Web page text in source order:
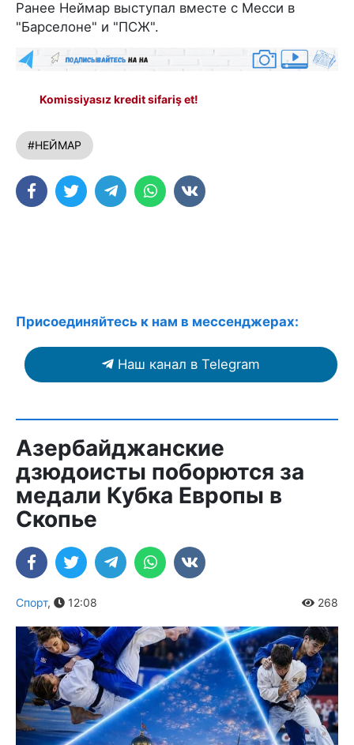
Ранее Неймар выступал вместе с Месси в
"Барселоне" и "ПСЖ".
Komissiyasız kredit sifariş et!
#НЕЙМАР
Присоединяйтесь к нам в мессенджерах:
Наш канал в Telegram
Азербайджанские
дзюдоисты поборются за
медали Кубка Европы в
Скопье
Спорт, 12:08 268